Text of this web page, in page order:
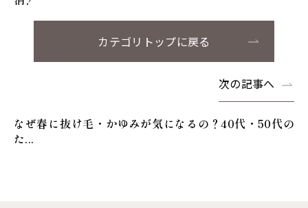
カテゴリトップに戻る
次の記事へ
なぜ春に抜け毛・かゆみが気になるの？40代・50代の
た...